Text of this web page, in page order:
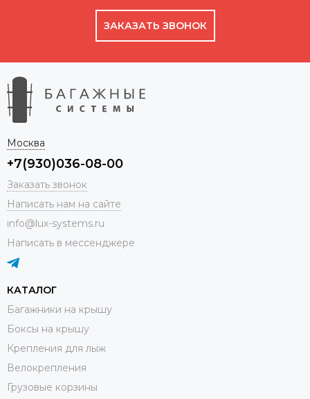
ЗАКАЗАТЬ ЗВОНОК
Москва
+7(930)036-08-00
Заказать звонок
Написать нам на сайте
info@lux-systems.ru
Написать в мессенджере
КАТАЛОГ
Багажники на крышу
Боксы на крышу
Крепления для лыж
Велокрепления
Грузовые корзины